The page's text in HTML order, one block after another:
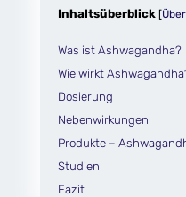
Inhaltsüberblick [
Was ist Ashwagandha?
Wie wirkt
Dosierung
Nebenwirkungen
Produkte –
Studien
Fazit